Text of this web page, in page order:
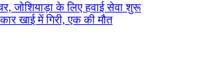
जोशियाड़ा के लिए हवाई सेवा शुरू
खाई में गिरी, एक की मौत